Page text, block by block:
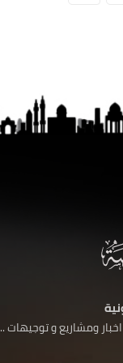
ومشاريع و توجيهات